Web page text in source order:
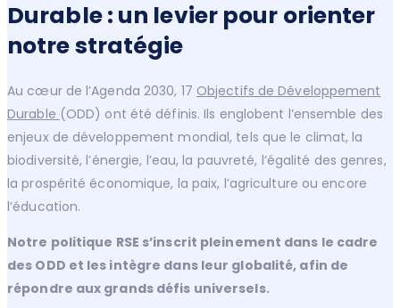
Durable : un levier pour orienter
notre stratégie
Au cœur de l’Agenda 2030, 17 Objectifs de Développement
Durable (ODD) ont été définis. Ils englobent l’ensemble des
enjeux de développement mondial, tels que le climat, la
biodiversité, l’énergie, l’eau, la pauvreté, l’égalité des genres,
la prospérité économique, la paix, l’agriculture ou encore
l’éducation.
Notre politique RSE s’inscrit pleinement dans le cadre
des ODD et les intègre dans leur globalité, afin de
répondre aux grands défis universels.